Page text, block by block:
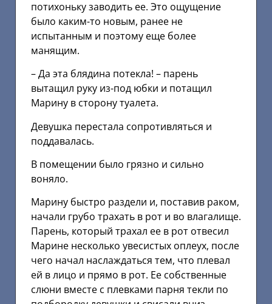
потихоньку заводить ее. Это ощущение
было каким-то новым, ранее не
испытанным и поэтому еще более
манящим.
– Да эта блядина потекла! – парень
вытащил руку из-под юбки и потащил
Марину в сторону туалета.
Девушка перестала сопротивляться и
поддавалась.
В помещении было грязно и сильно
воняло.
Марину быстро раздели и, поставив раком,
начали грубо трахать в рот и во влагалище.
Парень, который трахал ее в рот отвесил
Марине несколько увесистых оплеух, после
чего начал наслаждаться тем, что плевал
ей в лицо и прямо в рот. Ее собственные
слюни вместе с плевками парня текли по